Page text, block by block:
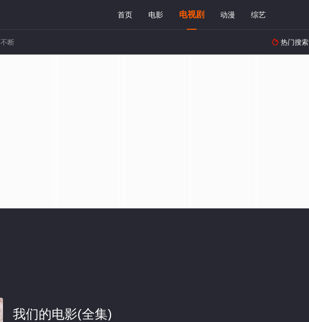
首页 电影 电视剧 动漫 综艺
 热门搜索
我们的电影(全集)